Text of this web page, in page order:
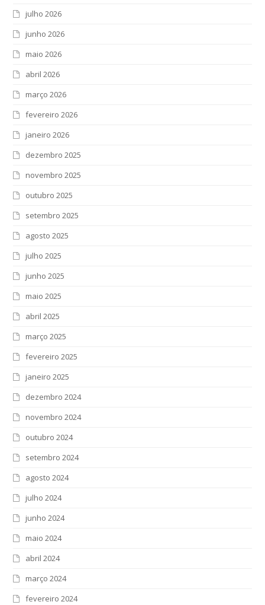
julho 2026
junho 2026
maio 2026
abril 2026
março 2026
fevereiro 2026
janeiro 2026
dezembro 2025
novembro 2025
outubro 2025
setembro 2025
agosto 2025
julho 2025
junho 2025
maio 2025
abril 2025
março 2025
fevereiro 2025
janeiro 2025
dezembro 2024
novembro 2024
outubro 2024
setembro 2024
agosto 2024
julho 2024
junho 2024
maio 2024
abril 2024
março 2024
fevereiro 2024